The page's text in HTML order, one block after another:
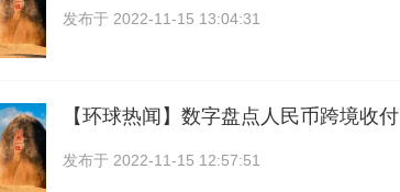
发布于 2022-11-15 13:04:31
【环球热闻】数字盘点人民币跨境收付
发布于 2022-11-15 12:57:51